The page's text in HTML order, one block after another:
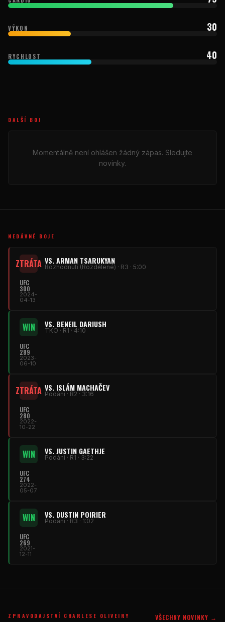
VÝKON 30
RYCHLOST 40
DALŠÍ BOJ
Momentálně není ohlášen žádný zápas. Sledujte
novinky.
NEDÁVNÉ BOJE
ZTRÁTA VS. ARMAN TSARUKYAN
Rozhodnutí (Rozdělené) · R3 · 5:00
UFC
300
2024-
04-13
WIN VS. BENEIL DARIUSH
TKO · R1 · 4:10
UFC
289
2023-
06-10
ZTRÁTA VS. ISLÁM MACHAČEV
Podání · R2 · 3:16
UFC
280
2022-
10-22
WIN VS. JUSTIN GAETHJE
Podání · R1 · 3:22
UFC
274
2022-
05-07
WIN VS. DUSTIN POIRIER
Podání · R3 · 1:02
UFC
269
2021-
12-11
ZPRAVODAJSTVÍ CHARLESE OLIVEIRY VŠECHNY NOVINKY →